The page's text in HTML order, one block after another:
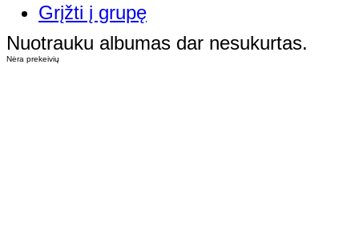
Grįžti į grupę
Nuotrauku albumas dar nesukurtas.
Nėra prekeivių